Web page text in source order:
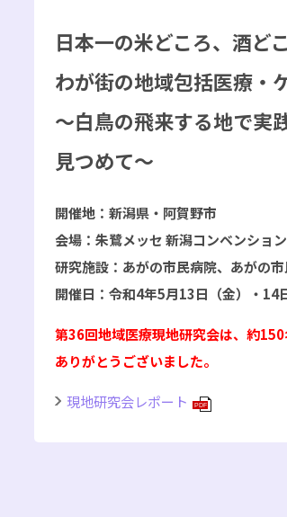
日本一の米どころ、酒ど
わが街の地域包括医療・
～白鳥の飛来する地で実
見つめて～
開催地：新潟県・阿賀野市
会場：朱鷺メッセ 新潟コンベンショ
研究施設：あがの市民病院、あがの
開催日：令和4年5月13日（金）・14
第36回地域医療現地研究会は、約
ありがとうございました。
現地研究会レポート PDF